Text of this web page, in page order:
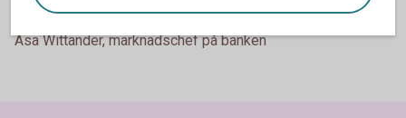
Åsa Wittander, marknadschef på banken